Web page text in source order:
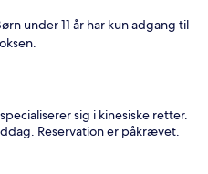
under 11 år har kun adgang til
sig i kinesiske retter.
Reservation er påkrævet.